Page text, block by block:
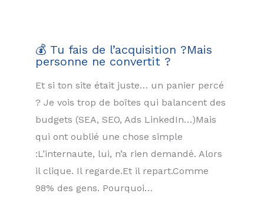
💰 Tu fais de l’acquisition ?Mais
personne ne convertit ?
Et si ton site était juste… un panier percé
? Je vois trop de boîtes qui balancent des
budgets (SEA, SEO, Ads LinkedIn…)Mais
qui ont oublié une chose simple
:L’internaute, lui, n’a rien demandé. Alors
il clique. Il regarde.Et il repart.Comme
98% des gens. Pourquoi…